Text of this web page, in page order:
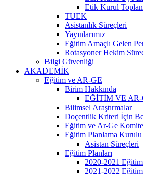
Etik Kurul
TUEK
Asistanlık Süreçleri
Yayınlarımız
Eğitim Amaçlı Gelen
Rotasyoner Hekim
Bilgi Güvenliği
AKADEMİK
Eğitim ve AR-GE
Birim Hakkında
EĞİTİM VE
Bilimsel Araştırmalar
Doçentlik Kriteri İçin
Eğitim ve Ar-Ge
Eğitim Planlama
Asistan Süreçleri
Eğitim Planları
2020-2021 Eğitim
2021-2022 Eğitim